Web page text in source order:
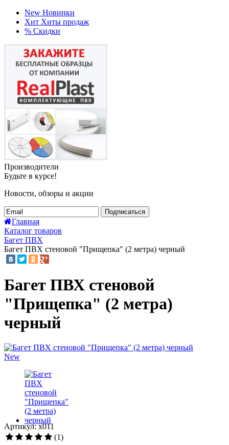
New Новинки
Хит Хиты продаж
% Скидки
Производители
Будьте в курсе!
Новости, обзоры и акции
Подписаться
Главная
Каталог товаров
Багет ПВХ
Багет ПВХ стеновой "Прищепка" (2 метра) черный
Багет ПВХ стеновой
"Прищепка" (2 метра)
черный
New
Артикул: х011
(1)